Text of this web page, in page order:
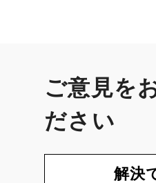
ご意見を
ださい
解決